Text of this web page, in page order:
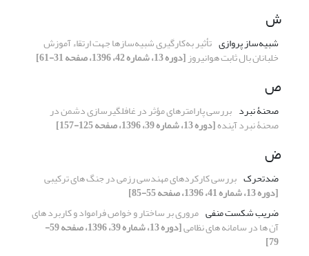
ش
شبیه‌ساز پروازی تأثیر به‌کارگیری شبیه‌سازها جهت ارﺗﻘاء آموزش
خلبانان بال ثابت هوانیروز[دوره 13، شماره 42، 1396، صفحه 31-61]
ص
صحنۀ نبرد بررسی پارامترهای مؤثر در غافلگیرسازی دشمن در
صحنۀ نبرد آینده[دوره 13، شماره 39، 1396، صفحه 125-157]
ض
ضدتحرک بررسی کارکردهای مهندسی رزمی در جنگ های ترکیبی
[دوره 13، شماره 41، 1396، صفحه 55-85]
ضریب شکست منفی مروری بر ساختار و خواص فرامواد و کاربرد های
آن ها در سامانه های نظامی [دوره 13، شماره 39، 1396، صفحه 59-
79]